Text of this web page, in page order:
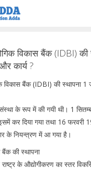
विकास बैंक (IDBI)
कार्य ?
विकास बैंक (IDBI) की स्थापना 1
के रूप में की गयी थी। 1
कर दिया गया तथा 16
के नियन्त्रण में आ गया है।
बैंक की स्थापना
के औद्योगीकरण का स्तर